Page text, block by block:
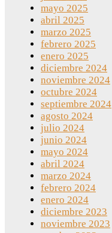
mayo 2025
abril 2025
marzo 2025
febrero 2025
enero 2025
diciembre 2024
noviembre 2024
octubre 2024
septiembre 2024
agosto 2024
julio 2024
junio 2024
mayo 2024
abril 2024
marzo 2024
febrero 2024
enero 2024
diciembre 2023
noviembre 2023